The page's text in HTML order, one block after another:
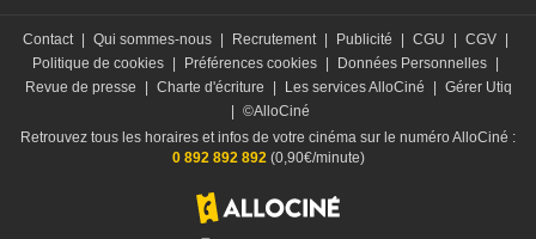
Contact | Qui sommes-nous | Recrutement | Publicité | CGU | CGV |
Politique de cookies | Préférences cookies | Données Personnelles |
Revue de presse
| Charte d'écriture | Les services AlloCiné | Gérer Utiq
| ©AlloCiné
Retrouvez tous les horaires et infos de votre cinéma sur le numéro AlloCiné :
0 892 892 892 (0,90€/minute)